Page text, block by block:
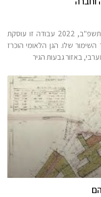
עדי זיו, הלל ניצני, דניאל איברגימוב I תשפ"ב, 2022 עבודה זו עוסקת
השימור שלו. הגן הלאומי הוכרז